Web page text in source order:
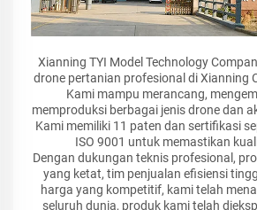
Xianning TYI Model Technology
drone pertanian profesional di Xianning
Kami mampu merancang,
memproduksi berbagai jenis drone dan
Kami memiliki 11 paten dan sertifikasi
ISO 9001 untuk memastikan
Dengan dukungan teknis profesional,
yang ketat, tim penjualan efisiensi
harga yang kompetitif, kami telah
seluruh dunia, produk kami telah